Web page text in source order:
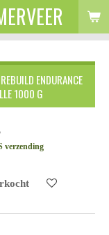
ENDURANCE
1000 G
verzending